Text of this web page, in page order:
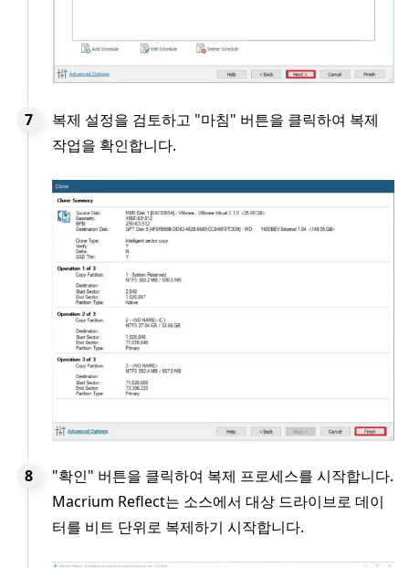
복제 설정을 검토하고 "마침" 버튼을 클릭하여 복제
작업을 확인합니다.
"확인" 버튼을 클릭하여 복제 프로세스를 시작합니다.
Macrium Reflect는 소스에서 대상 드라이브로 데이
터를 비트 단위로 복제하기 시작합니다.